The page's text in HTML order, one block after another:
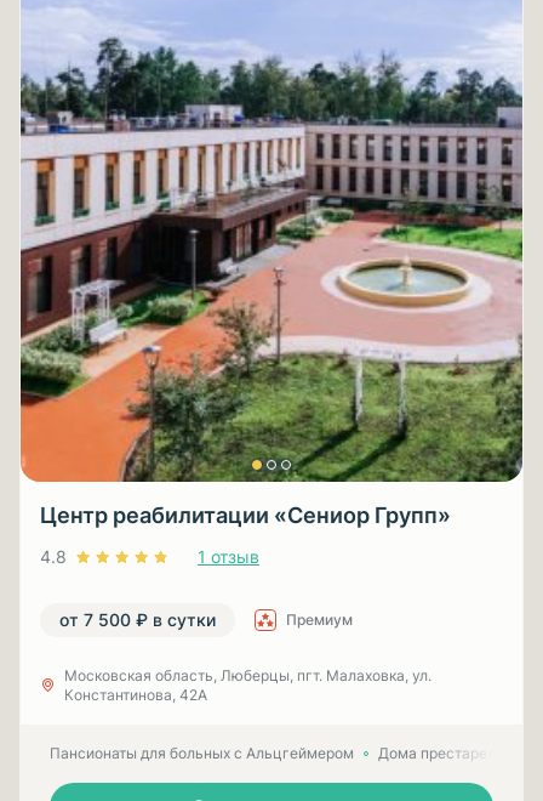
Центр реабилитации «Сениор Групп»
4.8 1 отзыв
от 7 500 ₽ в сутки Премиум
Московская область, Люберцы, пгт. Малаховка, ул.
Константинова, 42А
Пансионаты для больных с Альцгеймером Дома престарелых